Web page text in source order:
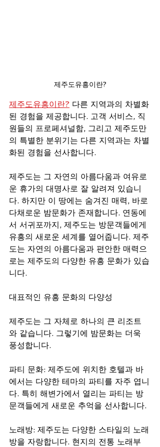
제주도유흥이란?
제주도유흥이란? 다른 지역과의 차별화
된 경험을 제공합니다. 고객 서비스, 직
원들의 프로페셔널함, 그리고 제주도만
의 특별한 분위기는 다른 지역과는 차별
화된 경험을 선사합니다.
제주도는 그 자연의 아름다움과 여유로
운 휴가의 대명사로 잘 알려져 있습니
다. 하지만 이 땅에는 숨겨진 매력, 바로
다채로운 밤문화가 존재합니다. 연동에
서 서귀포까지, 제주도는 방문객들에게
유흥의 새로운 세계를 열어줍니다. 제주
도는 자연의 아름다움과 편안한 매력으
로는 제주도의 다양한 유흥 문화가 있습
니다.
대표적인 유흥 문화의 다양성
제주도는 그 자체로 하나의 큰 리조트
와 같습니다. 그렇기에 밤문화는 더욱
풍성합니다.
파티 문화: 제주도에 위치한 호텔과 바
에서는 다양한 테마의 파티를 자주 엽니
다. 특히 해변가에서 열리는 파티는 방
문객들에게 새로운 추억을 선사합니다.
노래방: 제주도는 다양한 스타일의 노래
방을 자랑합니다. 현지의 전통 노래부